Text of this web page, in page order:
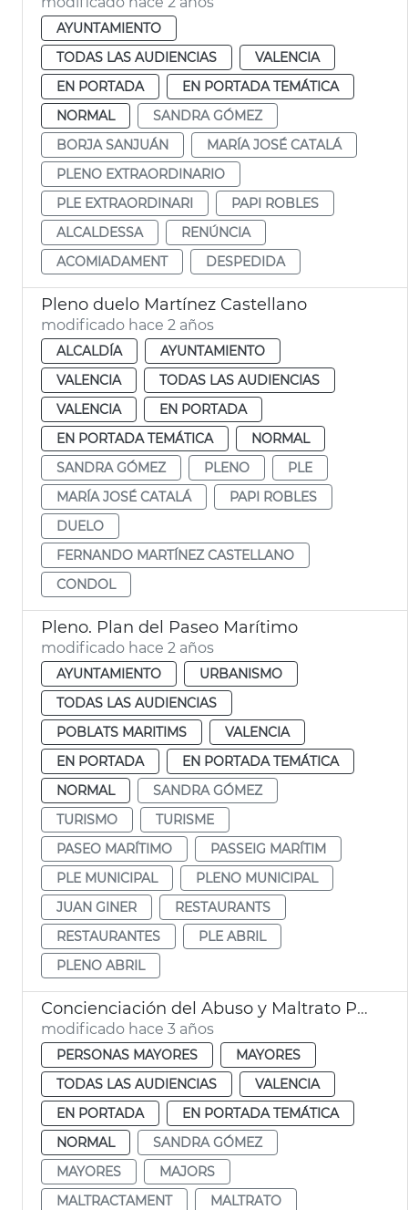
AYUNTAMIENTO
TODAS LAS AUDIENCIAS
VALENCIA
EN PORTADA
EN PORTADA TEMÁTICA
NORMAL
SANDRA GÓMEZ
BORJA SANJUÁN
MARÍA JOSÉ CATALÁ
PLENO EXTRAORDINARIO
PLE EXTRAORDINARI
PAPI ROBLES
ALCALDESSA
RENÚNCIA
ACOMIADAMENT
DESPEDIDA
Pleno duelo Martínez Castellano
modificado hace 2 años
ALCALDÍA
AYUNTAMIENTO
VALENCIA
TODAS LAS AUDIENCIAS
VALENCIA
EN PORTADA
EN PORTADA TEMÁTICA
NORMAL
SANDRA GÓMEZ
PLENO
PLE
MARÍA JOSÉ CATALÁ
PAPI ROBLES
DUELO
FERNANDO MARTÍNEZ CASTELLANO
CONDOL
Pleno. Plan del Paseo Marítimo
modificado hace 2 años
AYUNTAMIENTO
URBANISMO
TODAS LAS AUDIENCIAS
POBLATS MARITIMS
VALENCIA
EN PORTADA
EN PORTADA TEMÁTICA
NORMAL
SANDRA GÓMEZ
TURISMO
TURISME
PASEO MARÍTIMO
PASSEIG MARÍTIM
PLE MUNICIPAL
PLENO MUNICIPAL
JUAN GINER
RESTAURANTS
RESTAURANTES
PLE ABRIL
PLENO ABRIL
Concienciación del Abuso y Maltrato Personas Mayores
modificado hace 3 años
PERSONAS MAYORES
MAYORES
TODAS LAS AUDIENCIAS
VALENCIA
EN PORTADA
EN PORTADA TEMÁTICA
NORMAL
SANDRA GÓMEZ
MAYORES
MAJORS
MALTRACTAMENT
MALTRATO